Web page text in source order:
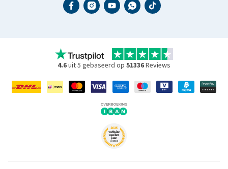
4.6uit 5 gebaseerd op 51336Reviews